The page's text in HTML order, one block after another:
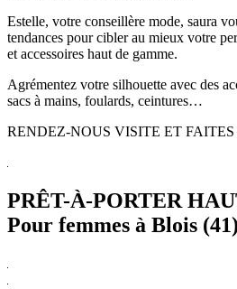
Estelle, votre conseillère mode, saura
tendances pour cibler au mieux votre
et accessoires haut de gamme.
Agrémentez votre silhouette avec des
sacs à mains, foulards, ceintures…
RENDEZ-NOUS VISITE ET
PRÊT-À-PORTER
Pour femmes à Blois (41)